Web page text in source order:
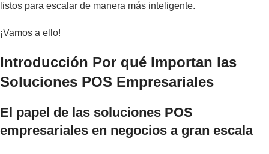
listos para escalar de manera más inteligente.
¡Vamos a ello!
Introducción Por qué Importan las
Soluciones POS Empresariales
El papel de las soluciones POS
empresariales en negocios a gran escala